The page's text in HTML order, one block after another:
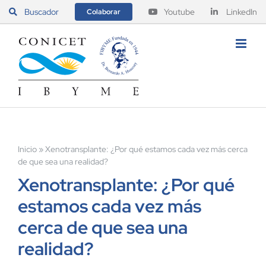
Saltar
contenido
Buscador Colaborar Youtube LinkedIn
Inicio»Xenotransplante: ¿Por qué estamos cada vez más cerca
de que sea una realidad?
Xenotransplante: ¿Por qué
estamos cada vez más
cerca de que sea una
realidad?